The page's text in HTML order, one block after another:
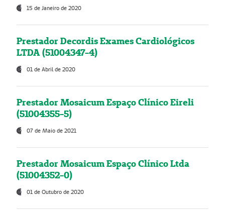
15 de Janeiro de 2020
Prestador Decordis Exames Cardiológicos
LTDA (51004347-4)
01 de Abril de 2020
Prestador Mosaicum Espaço Clínico Eireli
(51004355-5)
07 de Maio de 2021
Prestador Mosaicum Espaço Clínico Ltda
(51004352-0)
01 de Outubro de 2020